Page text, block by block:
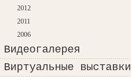
2012
2011
2006
Видеогалерея
Виртуальные выставки